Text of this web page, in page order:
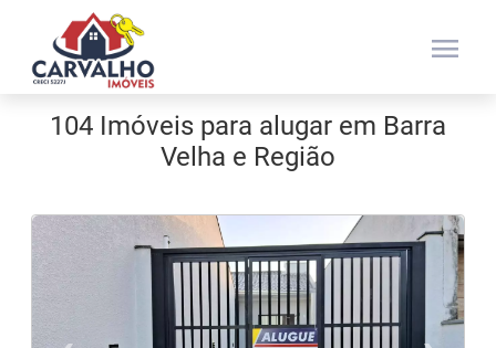
menu
104 Imóveis para alugar em Barra
Velha e Região